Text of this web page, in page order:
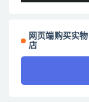
网页端购买实
店